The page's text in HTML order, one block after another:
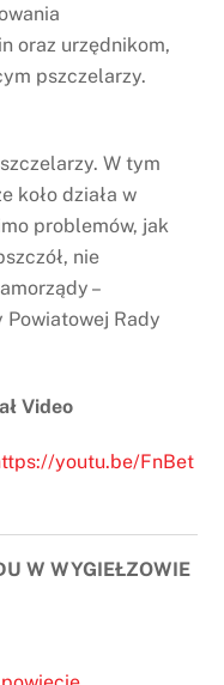
oraz urzędnikom,
pszczelarzy.
W tym
koło działa w
problemów, jak
nie
–
Powiatowej Rady
Video
youtu.be/FnBet
W WYGIEŁZOWIE